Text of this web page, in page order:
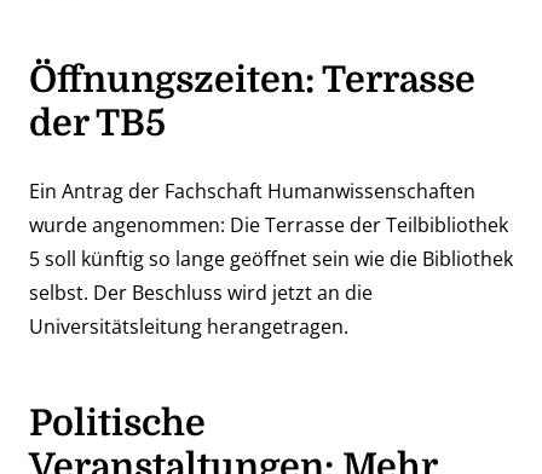
Öffnungszeiten: Terrasse
der TB5
Ein Antrag der Fachschaft Humanwissenschaften
wurde angenommen: Die Terrasse der Teilbibliothek
5 soll künftig so lange geöffnet sein wie die Bibliothek
selbst. Der Beschluss wird jetzt an die
Universitätsleitung herangetragen.
Politische